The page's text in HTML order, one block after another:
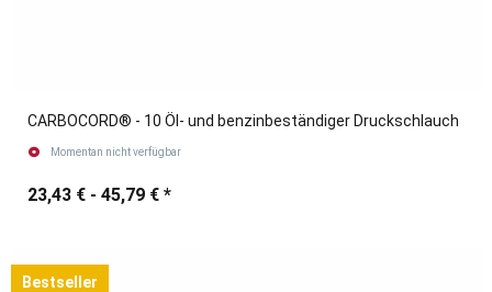
CARBOCORD® - 10 Öl- und benzinbeständiger Druckschlauch
Momentan nicht verfügbar
23,43 € - 45,79 € *
Bestseller